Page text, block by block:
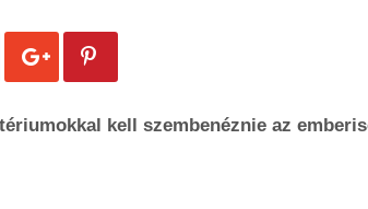
kell szembenéznie az